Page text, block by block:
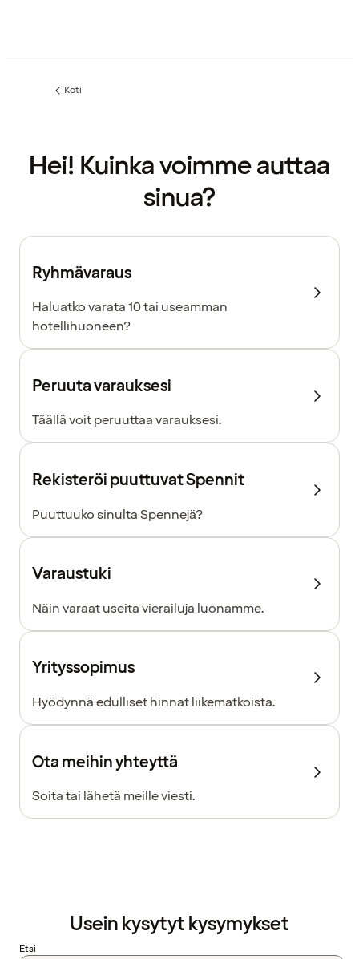
Koti
Hei! Kuinka voimme auttaa
sinua?
Ryhmävaraus
Haluatko varata 10 tai useamman
hotellihuoneen?
Peruuta varauksesi
Täällä voit peruuttaa varauksesi.
Rekisteröi puuttuvat Spennit
Puuttuuko sinulta Spennejä?
Varaustuki
Näin varaat useita vierailuja luonamme.
Yrityssopimus
Hyödynnä edulliset hinnat liikematkoista.
Ota meihin yhteyttä
Soita tai lähetä meille viesti.
Usein kysytyt kysymykset
Etsi